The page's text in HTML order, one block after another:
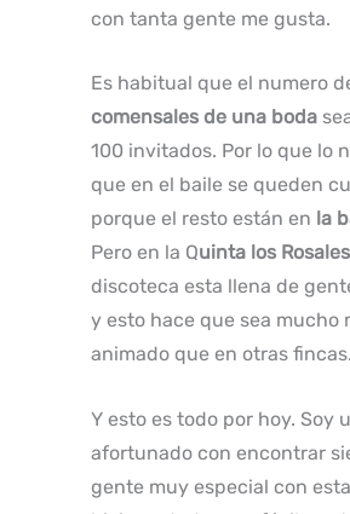
con tanta gente me gusta.
Es habitual que el numero
comensales de una boda
100 invitados. Por lo que lo
que en el baile se queden
porque el resto están en la
Pero en la Quinta los Rosales
discoteca esta llena de
y esto hace que sea mucho
animado que en otras fincas.
Y esto es todo por hoy. Soy
afortunado con encontrar
gente muy especial con